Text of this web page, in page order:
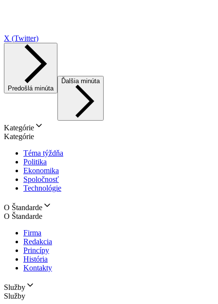
X (Twitter)
Predošlá minúta
Ďalšia minúta
Kategórie
Kategórie
Téma týždňa
Politika
Ekonomika
Spoločnosť
Technológie
O Štandarde
O Štandarde
Firma
Redakcia
Princípy
História
Kontakty
Služby
Služby